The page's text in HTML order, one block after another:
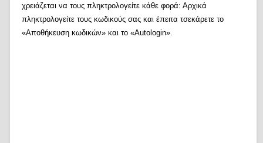
χρειάζεται να τους πληκτρολογείτε κάθε φορά: Αρχικά
πληκτρολογείτε τους κωδικούς σας και έπειτα τσεκάρετε το
«Αποθήκευση κωδικών» και το «Autologin».